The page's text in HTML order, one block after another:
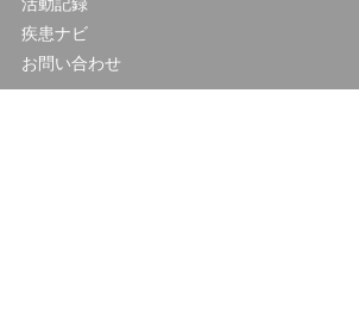
疾患ナビ
お問い合わせ